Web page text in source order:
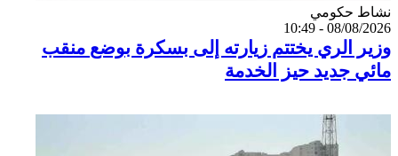
Catégorie
نشاط حكومي
08/08/2026 - 10:49
وزير الري يختتم زيارته إلى بسكرة بوضع منقب
مائي جديد حيز الخدمة